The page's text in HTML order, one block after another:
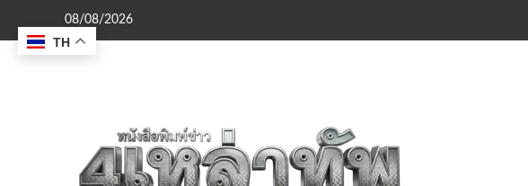
content
08/08/2026
TH